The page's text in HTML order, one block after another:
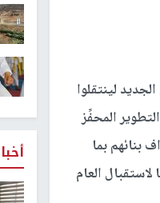
لينتقلوا
المحفِّز
بنائهم بما
العام